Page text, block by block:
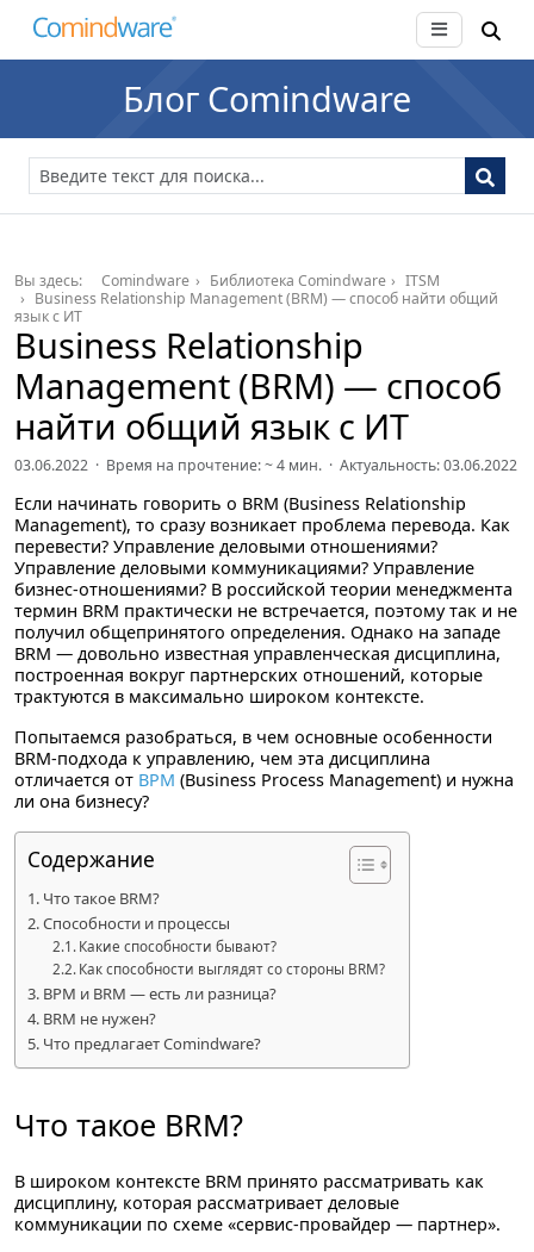
Блог Comindware
Вы здесь: Comindware Библиотека Comindware
ITSM
Business Relationship Management (BRM) — способ найти общий
язык с ИТ
Business Relationship
Management (BRM) — способ
найти общий язык с ИТ
03.06.2022 · Время на прочтение: ~4 мин. · Актуальность: 03.06.2022
Если начинать говорить о BRM (Business Relationship
Management), то сразу возникает проблема перевода. Как
перевести? Управление деловыми отношениями?
Управление деловыми коммуникациями? Управление
бизнес-отношениями? В российской теории менеджмента
термин BRM практически не встречается, поэтому так и не
получил общепринятого определения. Однако на западе
BRM — довольно известная управленческая дисциплина,
построенная вокруг партнерских отношений, которые
трактуются в максимально широком контексте.
Попытаемся разобраться, в чем основные особенности
BRM-подхода к управлению, чем эта дисциплина
отличается от BPM (Business Process Management) и нужна
ли она бизнесу?
Содержание
Что такое BRM?
Способности и процессы
Какие способности бывают?
Как способности выглядят со стороны BRM?
BPM и BRM — есть ли разница?
BRM не нужен?
Что предлагает Comindware?
Что такое BRM?
В широком контексте BRM принято рассматривать как
дисциплину, которая рассматривает деловые
коммуникации по схеме «сервис-провайдер — партнер».